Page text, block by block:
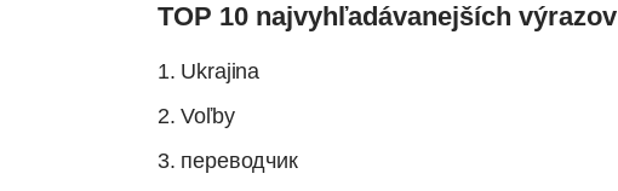
TOP 10 najvyhľadávanejších
Ukrajina
Voľby
переводчик